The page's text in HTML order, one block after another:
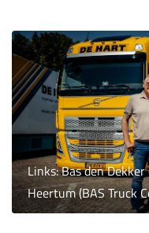
Links: Bas den
Heertum (BAS Truck